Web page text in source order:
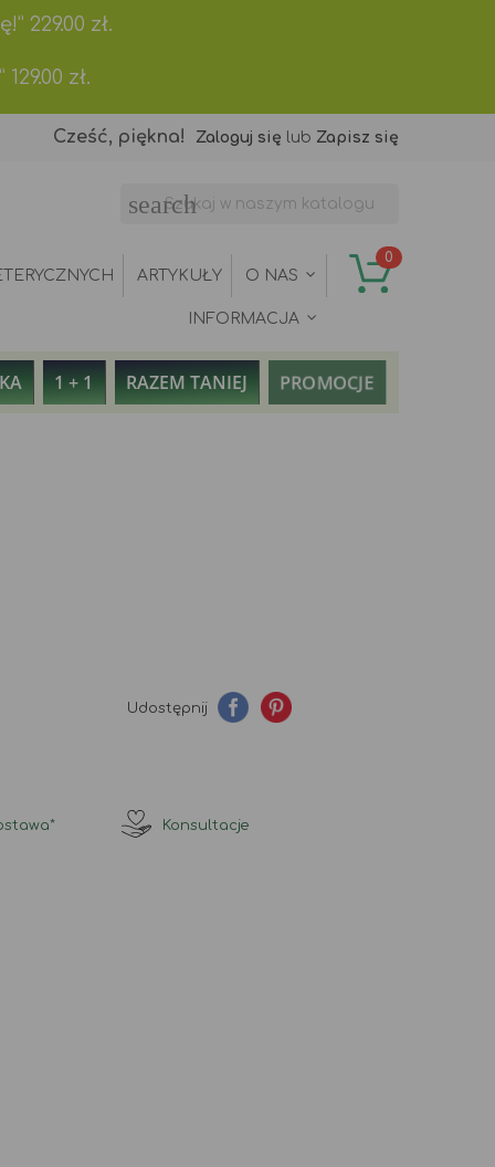
229.00 zł.
129.00 zł.
Cześć, piękna! Zaloguj się lub Zapisz się
search
ARTYKUŁY O NAS
INFORMACJA
0
1 + 1 RAZEM TANIEJ PROMOCJE
Udostępnij
Konsultacje